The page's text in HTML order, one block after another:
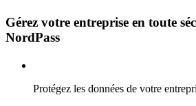
Gérez votre entreprise en toute
NordPass
Protégez les données de votre